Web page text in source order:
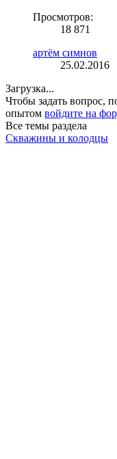
Просмотров:
18 871
артём симнов
25.02.2016
Загрузка...
Чтобы задать вопрос,
опытом войдите на
Все темы раздела
Скважины и колодцы